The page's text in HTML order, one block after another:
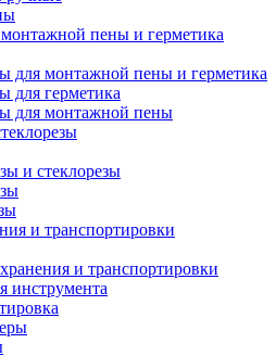
пены и герметика
для монтажной пены и герметика
для герметика
для монтажной пены
и стеклорезы
и транспортировки
и транспортировки
инструмента